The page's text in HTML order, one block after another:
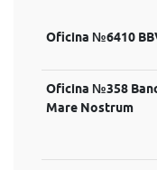
Oficina №6410
Oficina №358
Mare Nostrum